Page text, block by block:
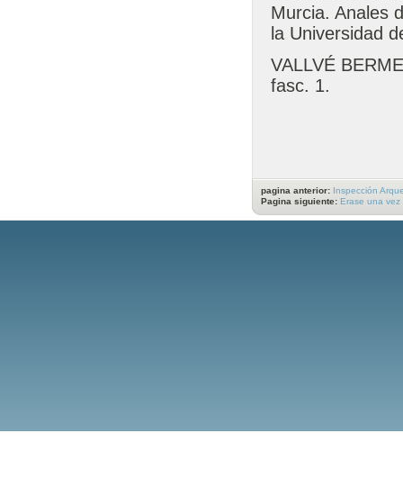
Murcia. Anales
la Universidad
VALLVÉ
fasc. 1.
pagina anterior: Inspección
Pagina siguiente: Erase una vez